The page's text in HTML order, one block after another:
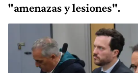
"amenazas y lesiones".